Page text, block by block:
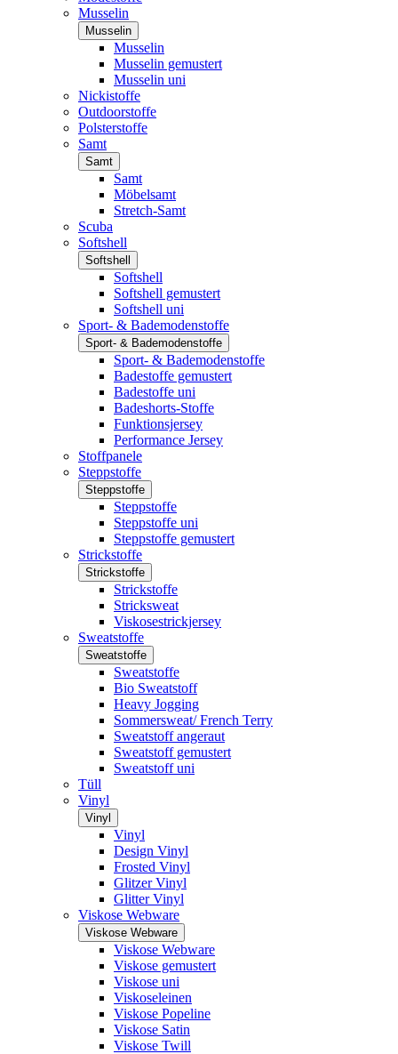
Musselin
Musselin
Musselin
Musselin gemustert
Musselin uni
Nickistoffe
Outdoorstoffe
Polsterstoffe
Samt
Samt
Samt
Möbelsamt
Stretch-Samt
Scuba
Softshell
Softshell
Softshell
Softshell gemustert
Softshell uni
Sport- & Bademodenstoffe
Sport- & Bademodenstoffe
Sport- & Bademodenstoffe
Badestoffe gemustert
Badestoffe uni
Badeshorts-Stoffe
Funktionsjersey
Performance Jersey
Stoffpanele
Steppstoffe
Steppstoffe
Steppstoffe
Steppstoffe uni
Steppstoffe gemustert
Strickstoffe
Strickstoffe
Strickstoffe
Stricksweat
Viskosestrickjersey
Sweatstoffe
Sweatstoffe
Sweatstoffe
Bio Sweatstoff
Heavy Jogging
Sommersweat/ French Terry
Sweatstoff angeraut
Sweatstoff gemustert
Sweatstoff uni
Tüll
Vinyl
Vinyl
Vinyl
Design Vinyl
Frosted Vinyl
Glitzer Vinyl
Glitter Vinyl
Viskose Webware
Viskose Webware
Viskose Webware
Viskose gemustert
Viskose uni
Viskoseleinen
Viskose Popeline
Viskose Satin
Viskose Twill